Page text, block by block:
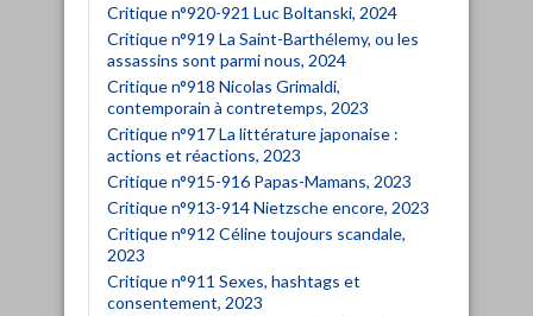
Critique n°920-921 Luc Boltanski, 2024
Critique n°919 La Saint-Barthélemy, ou les
assassins sont parmi nous, 2024
Critique n°918 Nicolas Grimaldi,
contemporain à contretemps, 2023
Critique n°917 La littérature japonaise :
actions et réactions, 2023
Critique n°915-916 Papas-Mamans, 2023
Critique n°913-914 Nietzsche encore, 2023
Critique n°912 Céline toujours scandale,
2023
Critique n°911 Sexes, hashtags et
consentement, 2023